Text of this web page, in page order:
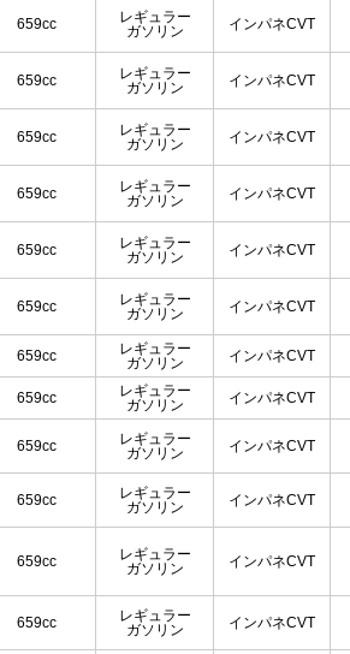
659cc
レギュラー
ガソリン
インパネCVT
659cc
レギュラー
ガソリン
インパネCVT
659cc
レギュラー
ガソリン
インパネCVT
659cc
レギュラー
ガソリン
インパネCVT
659cc
レギュラー
ガソリン
インパネCVT
659cc
レギュラー
ガソリン
インパネCVT
659cc
レギュラー
ガソリン
インパネCVT
659cc
レギュラー
ガソリン
インパネCVT
659cc
レギュラー
ガソリン
インパネCVT
659cc
レギュラー
ガソリン
インパネCVT
659cc
レギュラー
ガソリン
インパネCVT
659cc
レギュラー
ガソリン
インパネCVT